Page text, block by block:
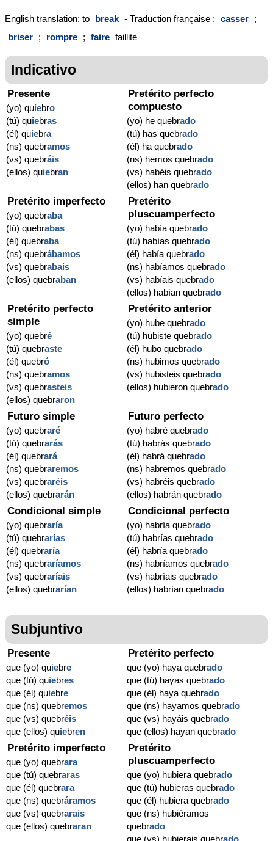
English translation: to break - Traduction française : casser ;
briser ; rompre ; faire faillite
Indicativo
Presente
(yo) quiebro
(tú) quiebras
(él) quiebra
(ns) quebramos
(vs) quebráis
(ellos) quiebran
Pretérito perfecto
compuesto
(yo) he quebrado
(tú) has quebrado
(él) ha quebrado
(ns) hemos quebrado
(vs) habéis quebrado
(ellos) han quebrado
Pretérito imperfecto
(yo) quebraba
(tú) quebrabas
(él) quebraba
(ns) quebrábamos
(vs) quebrabais
(ellos) quebraban
Pretérito
pluscuamperfecto
(yo) había quebrado
(tú) habías quebrado
(él) había quebrado
(ns) habíamos quebrado
(vs) habíais quebrado
(ellos) habían quebrado
Pretérito perfecto
simple
(yo) quebré
(tú) quebraste
(él) quebró
(ns) quebramos
(vs) quebrasteis
(ellos) quebraron
Pretérito anterior
(yo) hube quebrado
(tú) hubiste quebrado
(él) hubo quebrado
(ns) hubimos quebrado
(vs) hubisteis quebrado
(ellos) hubieron quebrado
Futuro simple
(yo) quebraré
(tú) quebrarás
(él) quebrará
(ns) quebraremos
(vs) quebraréis
(ellos) quebrarán
Futuro perfecto
(yo) habré quebrado
(tú) habrás quebrado
(él) habrá quebrado
(ns) habremos quebrado
(vs) habréis quebrado
(ellos) habrán quebrado
Condicional simple
(yo) quebraría
(tú) quebrarías
(él) quebraría
(ns) quebraríamos
(vs) quebraríais
(ellos) quebrarían
Condicional perfecto
(yo) habría quebrado
(tú) habrías quebrado
(él) habría quebrado
(ns) habríamos quebrado
(vs) habríais quebrado
(ellos) habrían quebrado
Subjuntivo
Presente
que (yo) quiebre
que (tú) quiebres
que (él) quiebre
que (ns) quebremos
que (vs) quebréis
que (ellos) quiebren
Pretérito perfecto
que (yo) haya quebrado
que (tú) hayas quebrado
que (él) haya quebrado
que (ns) hayamos quebrado
que (vs) hayáis quebrado
que (ellos) hayan quebrado
Pretérito imperfecto
que (yo) quebrara
que (tú) quebraras
que (él) quebrara
que (ns) quebráramos
que (vs) quebrarais
que (ellos) quebraran
Pretérito
pluscuamperfecto
que (yo) hubiera quebrado
que (tú) hubieras quebrado
que (él) hubiera quebrado
que (ns) hubiéramos
quebrado
que (vs) hubierais quebrado